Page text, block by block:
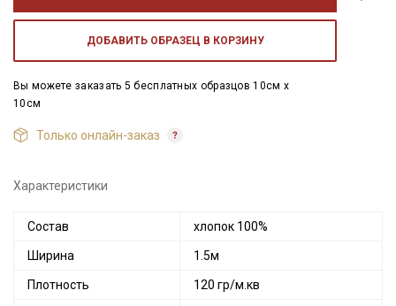
ДОБАВИТЬ ОБРАЗЕЦ В КОРЗИНУ
Вы можете заказать 5 бесплатных образцов 10см x
10см
Только онлайн-заказ
Характеристики
Состав хлопок 100%
Ширина 1.5м
Плотность 120 гр/м.кв